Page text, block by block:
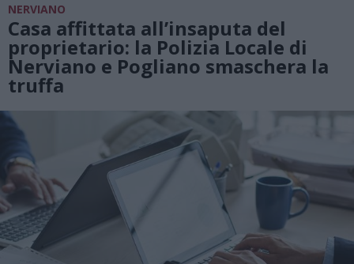
NERVIANO
Casa affittata all’insaputa del
proprietario: la Polizia Locale di
Nerviano e Pogliano smaschera la
truffa